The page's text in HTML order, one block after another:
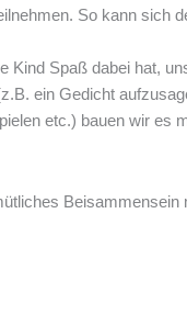
So kann sich
Kind Spaß dabei hat,
ein Gedicht
etc.) bauen wir es